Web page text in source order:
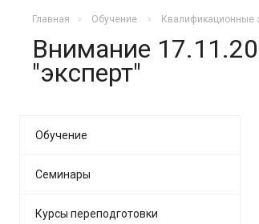
Главная Обучение Квалификационные
Внимание
"эксперт"
Обучение
Семинары
Курсы переподготовки